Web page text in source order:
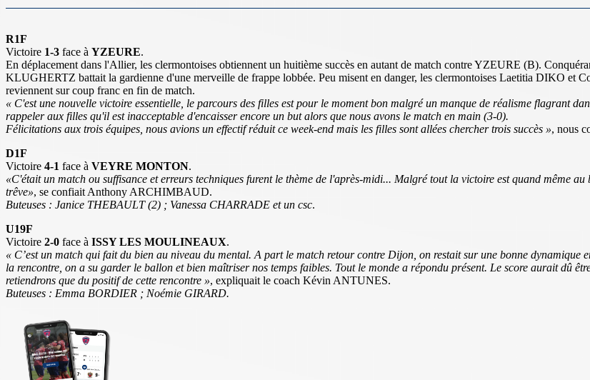
R1F
Victoire 1-3 face à YZEURE.
En déplacement dans l'Allier, les clermontoises obtiennent un huitième succès en autant de match contre YZEURE (B).
KLUGHERTZ battait la gardienne d'une merveille de frappe lobbée. Peu misent en danger, les clermontoises Laetitia DIKO et
reviennent sur coup franc en fin de match.
« C'est une nouvelle victoire essentielle, le parcours des filles est pour le moment bon malgré un manque de réalisme flagrant
rappeler aux filles qu'il est inacceptable d'encaisser encore un but alors que nous avons le match en main (3-0).
Félicitations aux trois équipes, nous avions un effectif réduit ce week-end mais les filles sont allées chercher trois succès », nous
D1F
Victoire 4-1 face à VEYRE MONTON.
«C'était un match ou suffisance et erreurs techniques furent le thème de l'après-midi... Malgré tout la victoire est quand même
trêve», se confiait Anthony ARCHIMBAUD.
Buteuses : Janice THEBAULT (2) ; Vanessa CHARRADE et un csc.
U19F
Victoire 2-0 face à ISSY LES MOULINEAUX.
« C’est un match qui fait du bien au niveau du mental. A part le match retour contre Dijon, on restait sur une bonne dynamique
la rencontre, on a su garder le ballon et bien maîtriser nos temps faibles. Tout le monde a répondu présent. Le score aurait dû
retiendrons que du positif de cette rencontre », expliquait le coach Kévin ANTUNES.
Buteuses : Emma BORDIER ; Noémie GIRARD.